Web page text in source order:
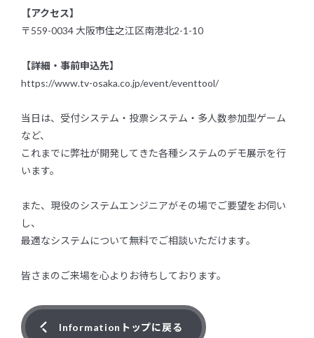
Contact
【アクセス】
〒559-0034 大阪市住之江区南港北2-1-10
【詳細・事前申込先】
https://www.tv-osaka.co.jp/event/eventtool/
当日は、受付システム・投票システム・多人数参加型ゲーム
など、
これまでに弊社が開発してきた各種システムのデモ展示を行
います。
また、現役のシステムエンジニアがその場でご要望をお伺い
し、
最適なシステムについて無料でご相談いただけます。
皆さまのご来場を心よりお待ちしております。
Informationトップに戻る